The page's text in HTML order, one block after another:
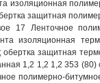
изоляционная
защитная
17 Ленточное
изоляционная
защитная
1,2 1,2 1,2 353 (80)
полимерно-